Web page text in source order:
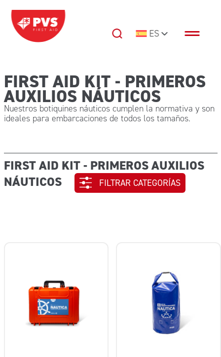
Saltar al contenido
Navegación principal ES
FIRST AID KIT - PRIMEROS
AUXILIOS NÁUTICOS
Nuestros botiquines náuticos cumplen la normativa y son
ideales para embarcaciones de todos los tamaños.
FIRST AID KIT - PRIMEROS AUXILIOS
NÁUTICOS
FILTRAR CATEGORÍAS